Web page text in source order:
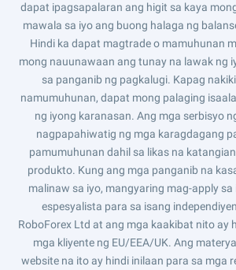
dapat ipagsapalaran ang higit sa kaya
mawala sa iyo ang buong halaga ng
Hindi ka dapat magtrade o mamuhunan
mong nauunawaan ang tunay na lawak ng
sa panganib ng pagkalugi. Kapag
namumuhunan, dapat mong palaging
ng iyong karanasan. Ang mga serbisyo
nagpapahiwatig ng mga karagdagang
pamumuhunan dahil sa likas na
produkto. Kung ang mga panganib na
malinaw sa iyo, mangyaring mag-apply
espesyalista para sa isang
RoboForex Ltd at ang mga kaakibat nito ay
mga kliyente ng EU/EEA/UK. Ang
website na ito ay hindi inilaan para sa mga